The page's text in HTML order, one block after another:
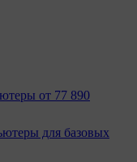
от 77 890
для базовых